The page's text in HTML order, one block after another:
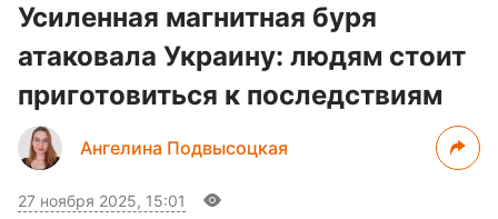
Усиленная магнитная буря
атаковала Украину: людям стоит
приготовиться к последствиям
Ангелина Подвысоцкая
27 ноября 2025, 15:01